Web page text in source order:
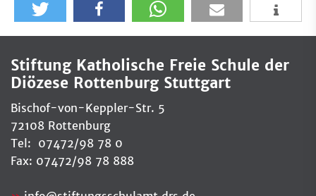
Stiftung Katholische Freie Schule der
Diözese Rottenburg Stuttgart
Bischof-von-Keppler-Str. 5
72108 Rottenburg
Tel: 07472/98 78 0
Fax: 07472/98 78 888